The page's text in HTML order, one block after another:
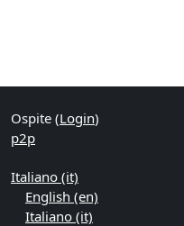
Ospite (Login)
p2p
Italiano ‎(it)‎
English ‎(en)‎
Italiano ‎(it)‎